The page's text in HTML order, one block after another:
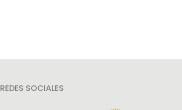
REDES SOCIALES